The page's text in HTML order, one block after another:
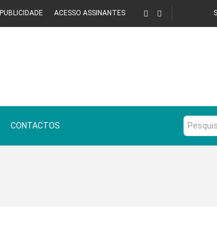
PUBLICIDADE ACESSO ASSINANTES
CONTACTOS